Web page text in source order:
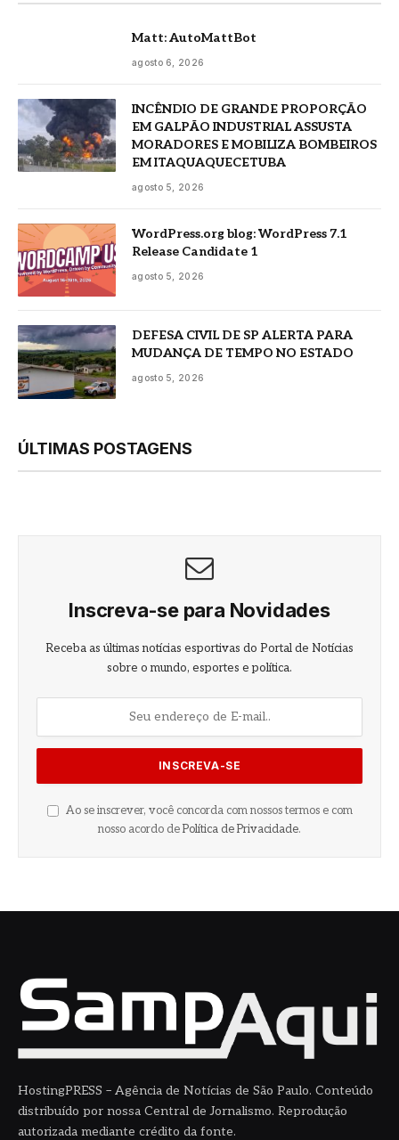
Matt: AutoMattBot
agosto 6, 2026
INCÊNDIO DE GRANDE PROPORÇÃO
EM GALPÃO INDUSTRIAL ASSUSTA
MORADORES E MOBILIZA BOMBEIROS
EM ITAQUAQUECETUBA
agosto 5, 2026
WordPress.org blog: WordPress 7.1
Release Candidate 1
agosto 5, 2026
DEFESA CIVIL DE SP ALERTA PARA
MUDANÇA DE TEMPO NO ESTADO
agosto 5, 2026
ÚLTIMAS POSTAGENS
Inscreva-se para Novidades
Receba as últimas notícias esportivas do Portal de Notícias
sobre o mundo, esportes e política.
Ao se inscrever, você concorda com nossos termos e com
nosso acordo de Política de Privacidade.
HostingPRESS – Agência de Notícias de São Paulo. Conteúdo
distribuído por nossa Central de Jornalismo. Reprodução
autorizada mediante crédito da fonte.